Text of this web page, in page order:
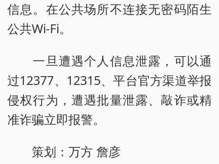
信息。在公共场所不连接无密码陌生
公共Wi-Fi。
一旦遭遇个人信息泄露，可以通
过12377、12315、平台官方渠道举报
侵权行为，遭遇批量泄露、敲诈或精
准诈骗立即报警。
策划：万方 詹彦